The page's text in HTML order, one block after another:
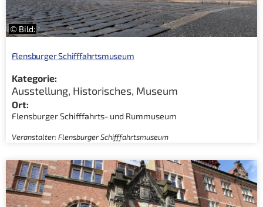
© Bild:
Flensburger Schifffahrtsmuseum
Kategorie:
Ausstellung, Historisches, Museum
Ort:
Flensburger Schifffahrts- und Rummuseum
Veranstalter: Flensburger Schifffahrtsmuseum